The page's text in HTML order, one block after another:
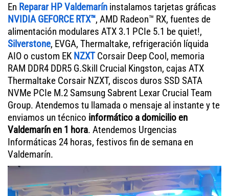
En Reparar HP Valdemarín instalamos tarjetas gráficas
NVIDIA GEFORCE RTX™, AMD Radeon™ RX, fuentes de
alimentación modulares ATX 3.1 PCIe 5.1 be quiet!,
Silverstone, EVGA, Thermaltake, refrigeración líquida
AIO o custom EK NZXTCorsair Deep Cool, memoria
RAM DDR4 DDR5 G.Skill Crucial Kingston, cajas ATX
Thermaltake Corsair NZXT, discos duros SSD SATA
NVMe PCIe M.2 Samsung Sabrent Lexar Crucial Team
Group. Atendemos tu llamada o mensaje al instante y te
enviamos un técnico informático a domicilio en
Valdemarín en 1 hora. Atendemos Urgencias
Informáticas 24 horas, festivos fin de semana en
Valdemarín.